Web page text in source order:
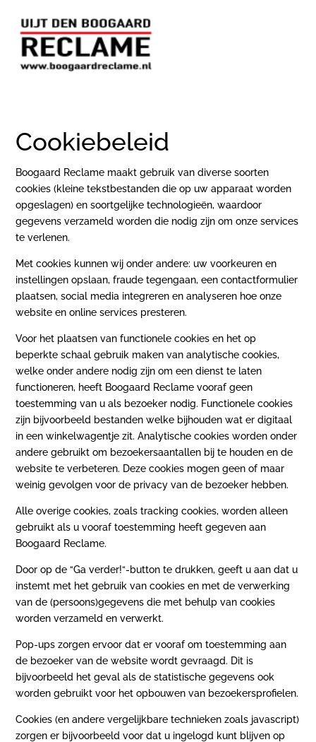
Cookiebeleid
Boogaard Reclame maakt gebruik van diverse soorten
cookies (kleine tekstbestanden die op uw apparaat worden
opgeslagen) en soortgelijke technologieën, waardoor
gegevens verzameld worden die nodig zijn om onze services
te verlenen.
Met cookies kunnen wij onder andere: uw voorkeuren en
instellingen opslaan, fraude tegengaan, een contactformulier
plaatsen, social media integreren en analyseren hoe onze
website en online services presteren.
Voor het plaatsen van functionele cookies en het op
beperkte schaal gebruik maken van analytische cookies,
welke onder andere nodig zijn om een dienst te laten
functioneren, heeft Boogaard Reclame vooraf geen
toestemming van u als bezoeker nodig. Functionele cookies
zijn bijvoorbeeld bestanden welke bijhouden wat er digitaal
in een winkelwagentje zit. Analytische cookies worden onder
andere gebruikt om bezoekersaantallen bij te houden en de
website te verbeteren. Deze cookies mogen geen of maar
weinig gevolgen voor de privacy van de bezoeker hebben.
Alle overige cookies, zoals tracking cookies, worden alleen
gebruikt als u vooraf toestemming heeft gegeven aan
Boogaard Reclame.
Door op de “Ga verder!“-button te drukken, geeft u aan dat u
instemt met het gebruik van cookies en met de verwerking
van de (persoons)gegevens die met behulp van cookies
worden verzameld en verwerkt.
Pop-ups zorgen ervoor dat er vooraf om toestemming aan
de bezoeker van de website wordt gevraagd. Dit is
bijvoorbeeld het geval als de statistische gegevens ook
worden gebruikt voor het opbouwen van bezoekersprofielen.
Cookies (en andere vergelijkbare technieken zoals javascript)
zorgen er bijvoorbeeld voor dat u ingelogd kunt blijven op